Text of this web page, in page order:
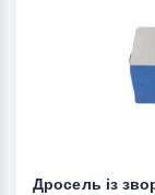
Дросель із